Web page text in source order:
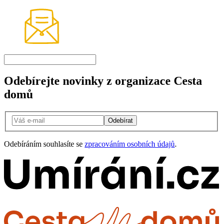
Odebírejte novinky z organizace Cesta
domů
Odebírat
Odebíráním souhlasíte se zpracováním osobních údajů.